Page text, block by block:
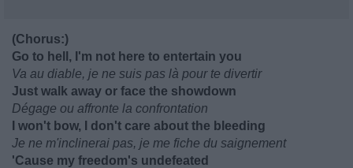
(Chorus:)
Go to hell, I'm not here to entertain you
Va au diable, je ne suis pas là pour te divertir
Just walk away or face the showdown
Dégage ou affronte la confrontation
I won't bow, I don't care about the bleeding
Je ne m'inclinerai pas, je me fiche du saignement
'Cause my freedom's undefeated